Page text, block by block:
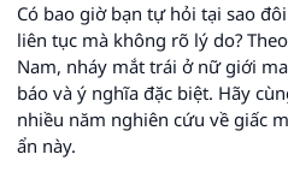
Có bao giờ bạn tự hỏi tại sao
liên tục mà không rõ lý do?
Nam, nháy mắt trái ở nữ giới
báo và ý nghĩa đặc biệt. Hãy
nhiều năm nghiên cứu về giấc
ẩn này.